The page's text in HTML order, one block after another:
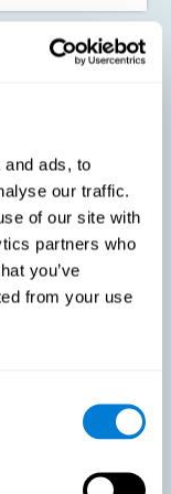
ads, to
our traffic.
of our site with
partners who
you’ve
from your use
эффективны
функций,
в
близких.
("КогниФит")
мозга. Однако
взять на
и